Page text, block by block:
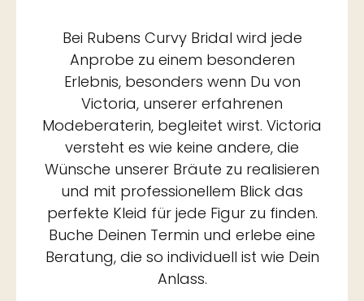
Bei Rubens Curvy Bridal wird jede
Anprobe zu einem besonderen
Erlebnis, besonders wenn Du von
Victoria, unserer erfahrenen
Modeberaterin, begleitet wirst. Victoria
versteht es wie keine andere, die
Wünsche unserer Bräute zu realisieren
und mit professionellem Blick das
perfekte Kleid für jede Figur zu finden.
Buche Deinen Termin und erlebe eine
Beratung, die so individuell ist wie Dein
Anlass.